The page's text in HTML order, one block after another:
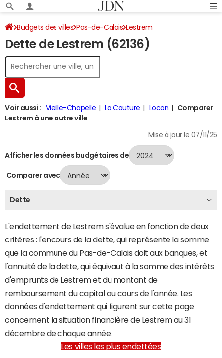
Budgets des villes Pas-de-Calais Lestrem
Dette au 31/12/2024
Dette de Lestrem (62136)
Voir aussi : Vieille-Chapelle La Couture Locon
Comparer
Lestrem à une autre ville
Mise à jour le 07/11/25
Afficher les données budgétaires de
Comparer avec
Dette
L'endettement de Lestrem s'évalue en fonction de deux
critères : l'encours de la dette, qui représente la somme
que la commune du Pas-de-Calais doit aux banques, et
l'annuité de la dette, qui équivaut à la somme des intérêts
d'emprunts de Lestrem et du montant de
remboursement du capital au cours de l'année. Les
données d'endettement qui figurent sur cette page
concernent la situation financière de Lestrem au 31
décembre de chaque année.
Les villes les plus endettées